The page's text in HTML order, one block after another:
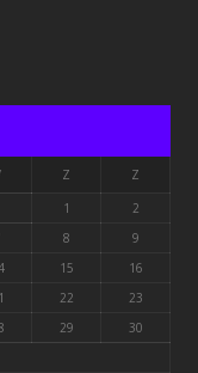
Z
Z
1
2
8
9
15
16
22
23
29
30